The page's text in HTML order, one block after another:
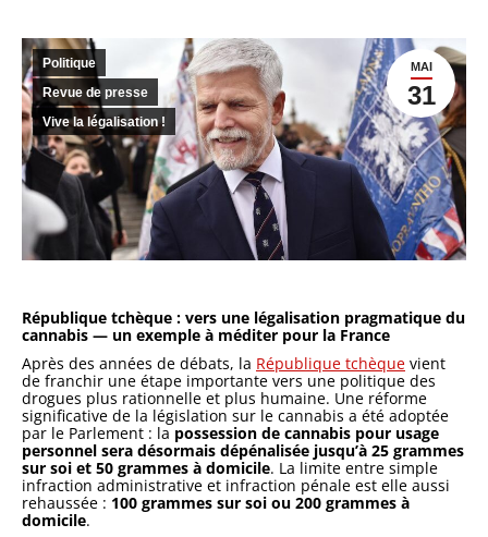
MAI
31
Politique
Revue de presse
Vive la légalisation !
République tchèque : vers une légalisation pragmatique du
cannabis — un exemple à méditer pour la France
Après des années de débats, la République tchèque vient
de franchir une étape importante vers une politique des
drogues plus rationnelle et plus humaine. Une réforme
significative de la législation sur le cannabis a été adoptée
par le Parlement : la possession de cannabis pour usage
personnel sera désormais dépénalisée jusqu’à 25 grammes
sur soi et 50 grammes à domicile. La limite entre simple
infraction administrative et infraction pénale est elle aussi
rehaussée : 100 grammes sur soi ou 200 grammes à
domicile.